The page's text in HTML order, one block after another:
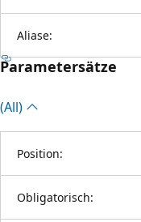
Aliase:
Parametersätze
(All)
Position:
Obligatorisch: